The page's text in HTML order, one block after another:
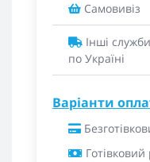
Самовивіз
Інші
по Україні
Варіанти